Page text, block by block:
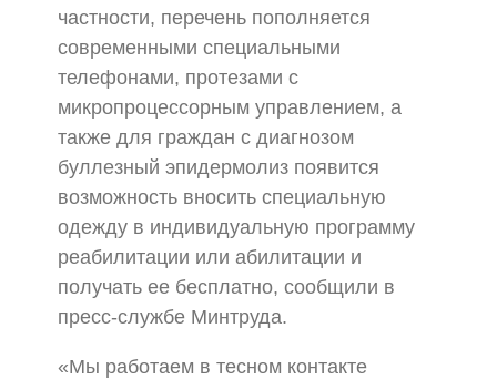
частности, перечень пополняется
современными специальными
телефонами, протезами с
микропроцессорным управлением, а
также для граждан с диагнозом
буллезный эпидермолиз появится
возможность вносить специальную
одежду в индивидуальную программу
реабилитации или абилитации и
получать ее бесплатно, сообщили в
пресс-службе Минтруда.
«Мы работаем в тесном контакте